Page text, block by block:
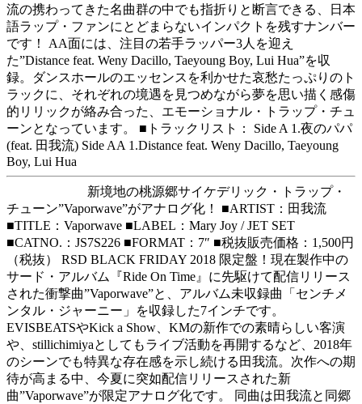
流の携わってきた名曲群の中でも指折りと断言できる、日本
語ラップ・ファンにとどまらないインパクトを残すナンバー
です！ AA面には、注目の若手ラッパー3人を迎え
た”Distance feat. Weny Dacillo, Taeyoung Boy, Lui Hua”を収
録。ダンスホールのエッセンスを利かせた哀愁たっぷりのト
ラックに、それぞれの境遇を見つめながら夢を思い描く感傷
的リリックが絡み合った、エモーショナル・トラップ・チュ
ーンとなっています。 ■トラックリスト： Side A 1.夜のパパ
(feat. 田我流) Side AA 1.Distance feat. Weny Dacillo, Taeyoung
Boy, Lui Hua
新境地の桃源郷サイケデリック・トラップ・
チューン”Vaporwave”がアナログ化！ ■ARTIST：田我流
■TITLE：Vaporwave ■LABEL：Mary Joy / JET SET
■CATNO.：JS7S226 ■FORMAT：7″ ■税抜販売価格：1,500円
（税抜） RSD BLACK FRIDAY 2018 限定盤！現在製作中の
サード・アルバム『Ride On Time』に先駆けて配信リリース
された衝撃曲”Vaporwave”と、アルバム未収録曲「センチメ
ンタル・ジャーニー」を収録した7インチです。
EVISBEATSやKick a Show、KMの新作での素晴らしい客演
や、stillichimiyaとしてもライブ活動を再開するなど、2018年
のシーンでも特異な存在感を示し続ける田我流。次作への期
待が高まる中、今夏に突如配信リリースされた新
曲”Vaporwave”が限定アナログ化です。 同曲は田我流と同郷